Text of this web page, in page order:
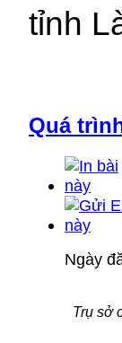
tỉnh
Quá
Ngày
Trụ sở